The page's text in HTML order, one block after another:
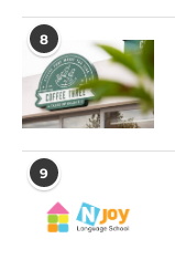
8
9